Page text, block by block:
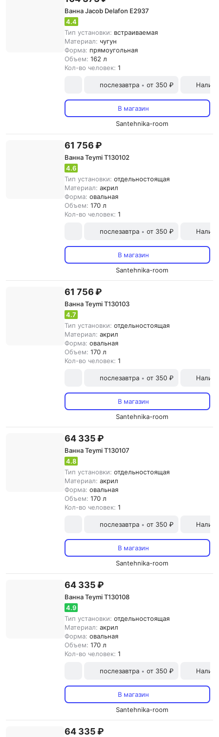
Ванна Jacob Delafon E2937
4.4
Тип установки: встраиваемая
Материал: чугун
Форма: прямоугольная
Объем: 162 л
Кол-во человек: 1
послезавтра • от 350 ₽
В магазин
Santehnika-room
61 756 ₽
Ванна Teymi T130102
4.6
Тип установки: отдельностоящая
Материал: акрил
Форма: овальная
Объем: 170 л
Кол-во человек: 1
послезавтра • от 350 ₽
В магазин
Santehnika-room
61 756 ₽
Ванна Teymi T130103
4.7
Тип установки: отдельностоящая
Материал: акрил
Форма: овальная
Объем: 170 л
Кол-во человек: 1
послезавтра • от 350 ₽
В магазин
Santehnika-room
64 335 ₽
Ванна Teymi T130107
4.8
Тип установки: отдельностоящая
Материал: акрил
Форма: овальная
Объем: 170 л
Кол-во человек: 1
послезавтра • от 350 ₽
В магазин
Santehnika-room
64 335 ₽
Ванна Teymi T130108
4.9
Тип установки: отдельностоящая
Материал: акрил
Форма: овальная
Объем: 170 л
Кол-во человек: 1
послезавтра • от 350 ₽
В магазин
Santehnika-room
64 335 ₽